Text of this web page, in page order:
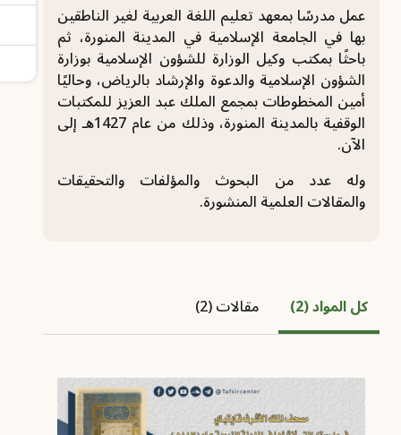
عمل مدرسًا بمعهد تعليم اللغة العربية لغير الناطقين
بها في الجامعة الإسلامية في المدينة المنورة، ثم
باحثًا بمكتب وكيل الوزارة للشؤون الإسلامية بوزارة
الشؤون الإسلامية والدعوة والإرشاد بالرياض، وحاليًا
أمين المخطوطات بمجمع الملك عبد العزيز للمكتبات
الوقفية بالمدينة المنورة، وذلك من عام 1427هـ إلى
الآن.
وله عدد من البحوث والمؤلفات والتحقيقات
والمقالات العلمية المنشورة.
كل المواد (2) مقالات (2)